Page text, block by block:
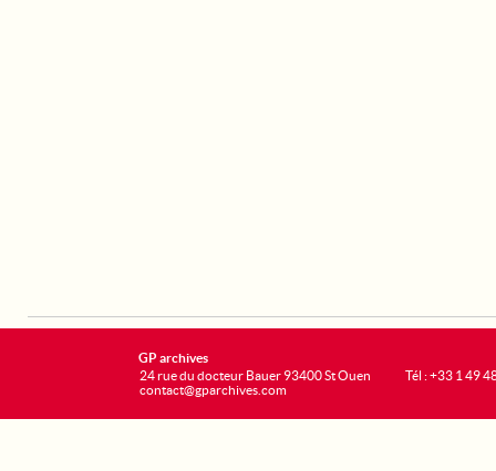
GP archives
24 rue du docteur Bauer 93400 St Ouen
contact@gparchives.com
Tél : +33 1 49